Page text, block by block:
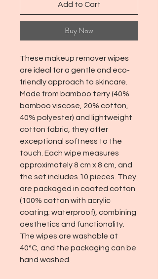
Add to Cart
Buy Now
These makeup remover wipes
are ideal for a gentle and eco-
friendly approach to skincare.
Made from bamboo terry (40%
bamboo viscose, 20% cotton,
40% polyester) and lightweight
cotton fabric, they offer
exceptional softness to the
touch. Each wipe measures
approximately 8 cm x 8 cm, and
the set includes 10 pieces. They
are packaged in coated cotton
(100% cotton with acrylic
coating; waterproof), combining
aesthetics and functionality.
The wipes are washable at
40°C, and the packaging can be
hand washed.